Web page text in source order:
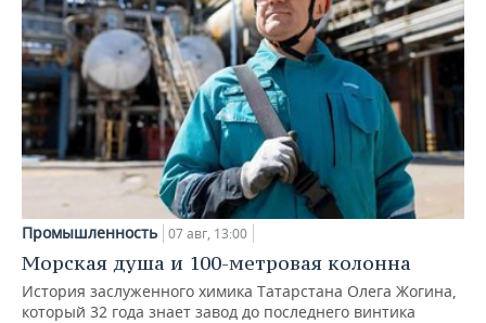
Промышленность 07 авг, 13:00
Морская душа и 100-метровая колонна
История заслуженного химика Татарстана Олега Жогина,
который 32 года знает завод до последнего винтика